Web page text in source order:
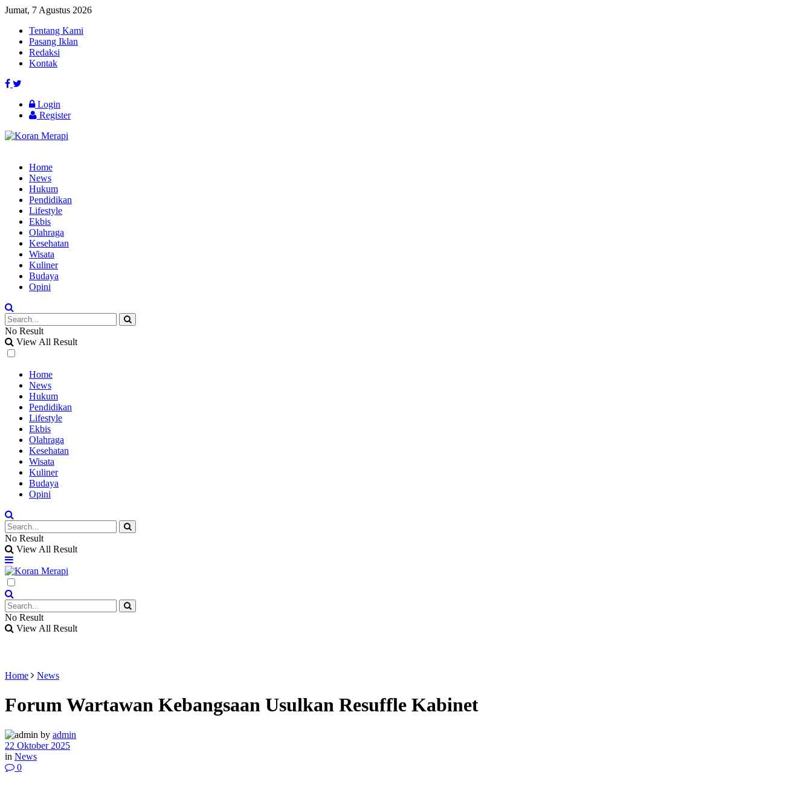
Jumat, 7 Agustus 2026
Tentang Kami
Pasang Iklan
Redaksi
Kontak
Login
Register
Home
News
Hukum
Pendidikan
Lifestyle
Ekbis
Olahraga
Kesehatan
Wisata
Kuliner
Budaya
Opini
No Result
View All Result
Home
News
Hukum
Pendidikan
Lifestyle
Ekbis
Olahraga
Kesehatan
Wisata
Kuliner
Budaya
Opini
No Result
View All Result
No Result
View All Result
Home News
Forum Wartawan Kebangsaan Usulkan Resuffle Kabinet
by admin
22 Oktober 2025
in News
0